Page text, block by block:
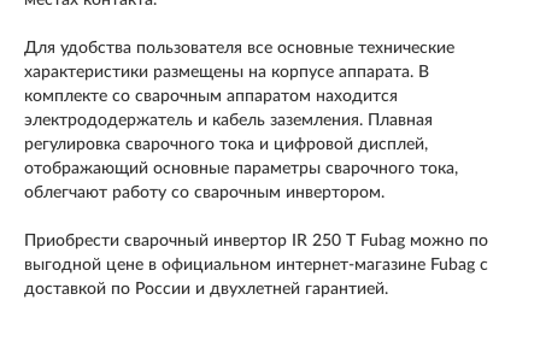
Для удобства пользователя все основные технические
характеристики размещены на корпусе аппарата. В
комплекте со сварочным аппаратом находится
электрододержатель и кабель заземления. Плавная
регулировка сварочного тока и цифровой дисплей,
отображающий основные параметры сварочного тока,
облегчают работу со сварочным инвертором.
Приобрести сварочный инвертор IR 250 Т Fubag можно по
выгодной цене в официальном интернет-магазине Fubag с
доставкой по России и двухлетней гарантией.